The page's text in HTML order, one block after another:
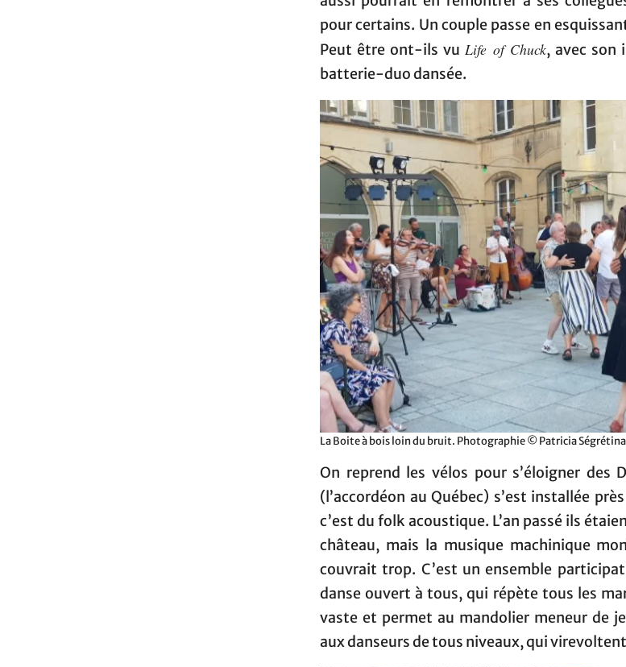
pour certains. Un couple passe en
Peut être ont-ils vuLife of Chuck, avec son
batterie-duo dansée.
La Boite à bois loin du bruit. Photographie © Patricia
On reprend les vélos pour s’éloigner des
(l’accordéon au Québec) s’est installée
c’est du folk acoustique. L’an passé ils
château, mais la musique machinique
couvrait trop. C’est un ensemble
danse ouvert à tous, qui répète tous les
vaste et permet au mandolier meneur de
aux danseurs de tous niveaux, qui